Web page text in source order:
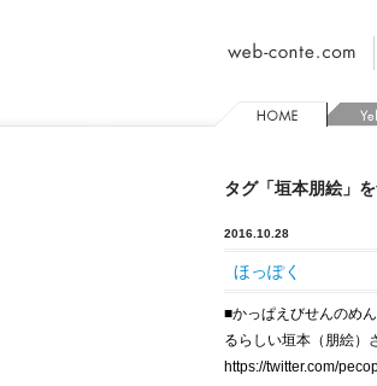
タグ「垣本朋絵」
2016.10.28
ほっぽく
■かっぱえびせんのめ
るらしい垣本（朋絵）
https://twitter.com/